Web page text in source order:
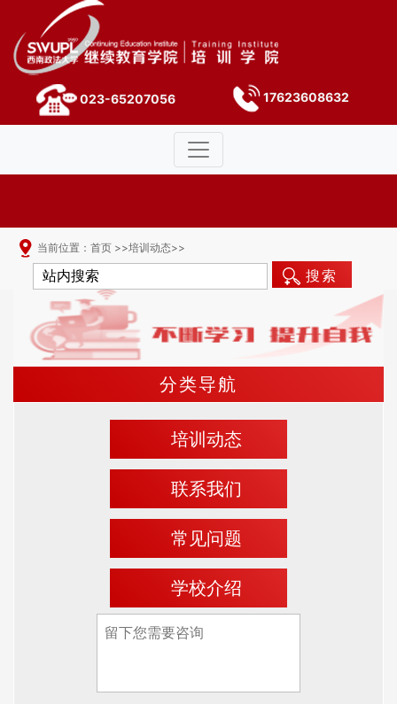
023-65207056 17623608632
当前位置： 首页 >>培训动态>>
搜索
分类导航
培训动态
联系我们
常见问题
学校介绍